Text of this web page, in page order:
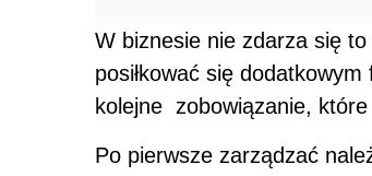
W biznesie nie zdarza się
posiłkować się
kolejne zobowiązanie, które
Po pierwsze zarządzać